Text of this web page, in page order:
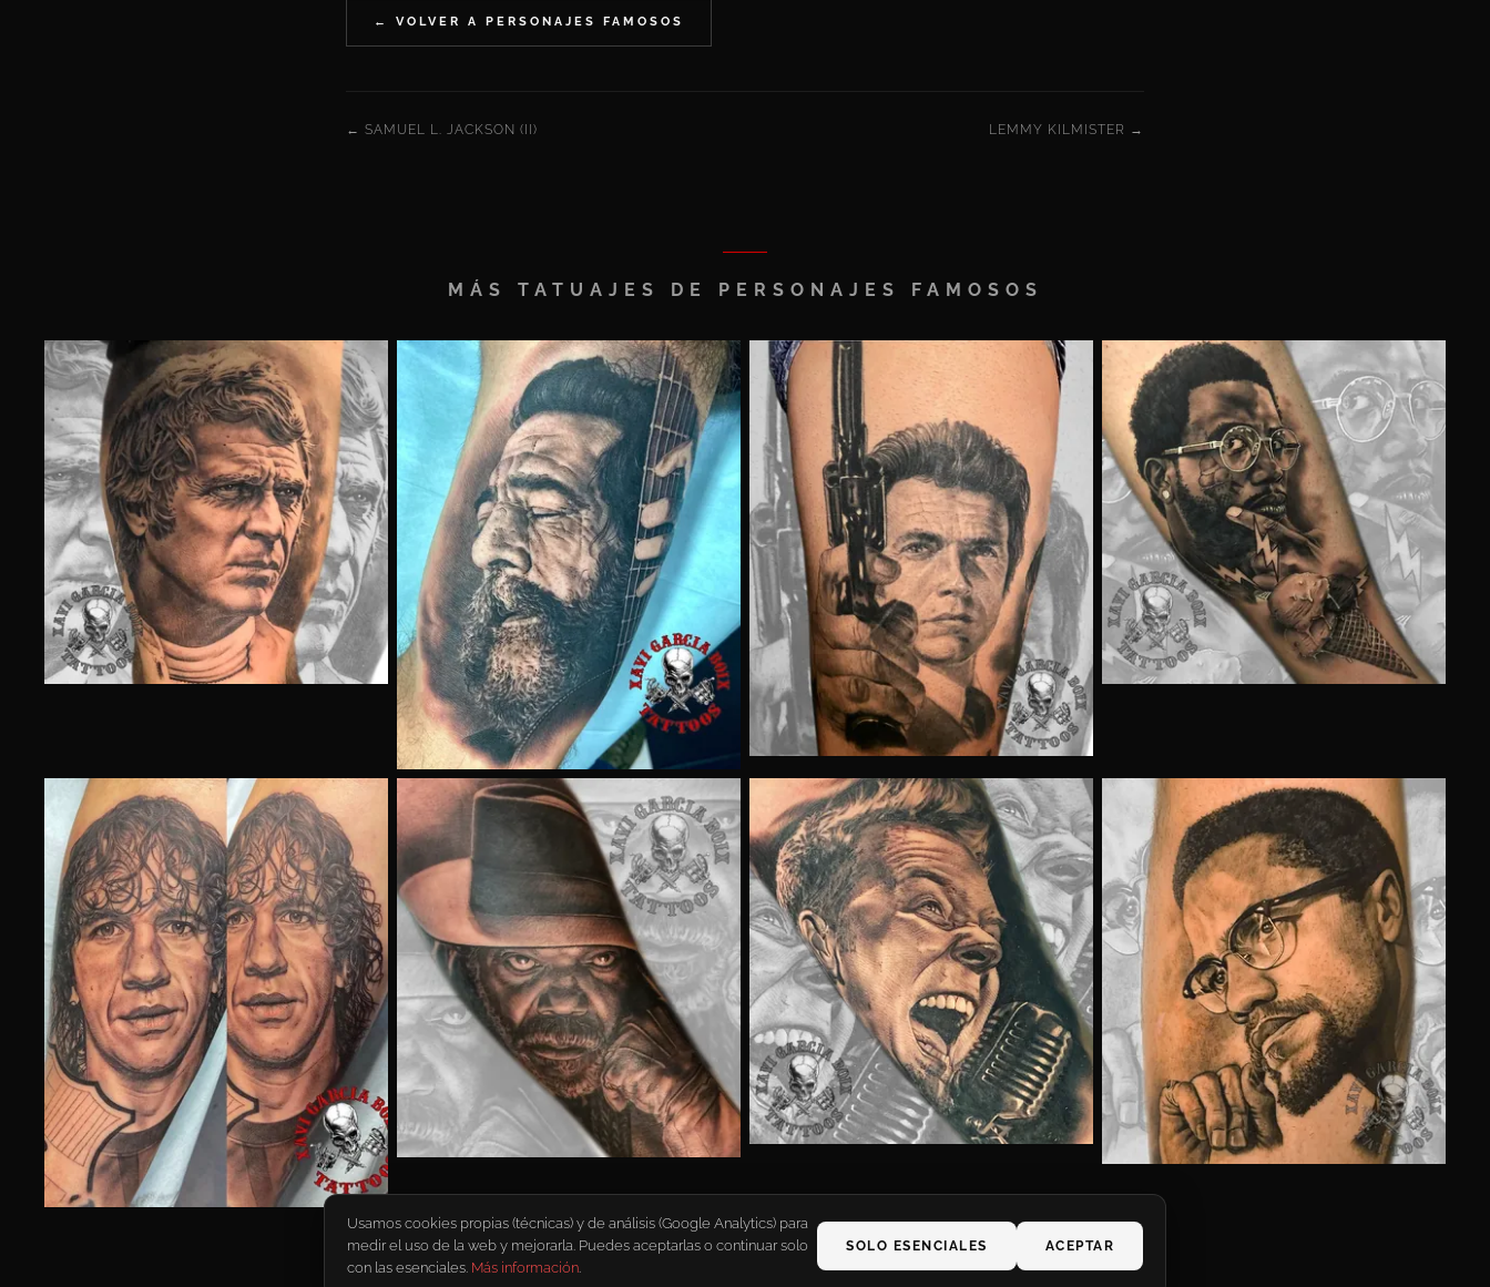
← VOLVER A PERSONAJES FAMOSOS
← SAMUEL L. JACKSON (II) LEMMY KILMISTER →
MÁS TATUAJES DE PERSONAJES FAMOSOS
Usamos cookies propias (técnicas) y de análisis (Google Analytics) para
medir el uso de la web y mejorarla. Puedes aceptarlas o continuar solo
con las esenciales. Más información.
SOLO ESENCIALES ACEPTAR